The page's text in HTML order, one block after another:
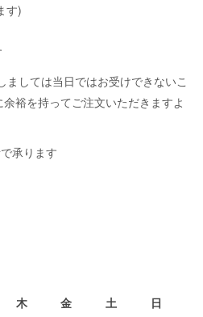
す)
しては当日ではお受けできないこ
裕を持ってご注文いただきますよ
承ります
木 金 土
日